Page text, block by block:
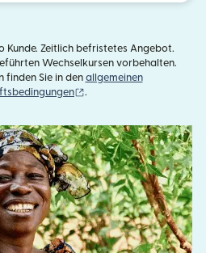
Kunde. Zeitlich befristetes Angebot.
Wechselkursen vorbehalten.
finden Sie in den allgemeinen
.